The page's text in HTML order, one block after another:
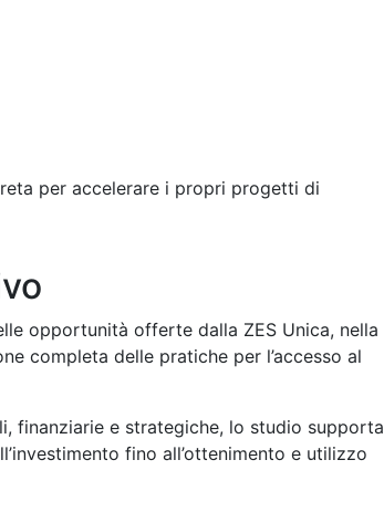
per accelerare i propri progetti di
opportunità offerte dalla ZES Unica, nella
completa delle pratiche per l’accesso al
finanziarie e strategiche, lo studio supporta
fino all’ottenimento e utilizzo